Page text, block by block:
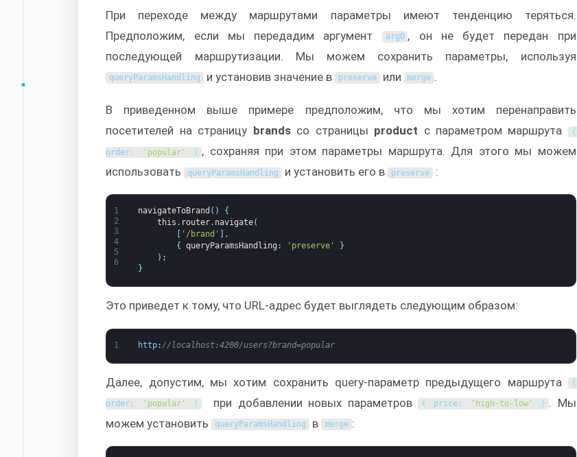
При переходе между маршрутами параметры имеют тенденцию теряться.
Предположим, если мы передадим аргумент
arg0 , он не будет передан при
последующей маршрутизации. Мы можем сохранить параметры, используя
queryParamsHandling и установив значение в preserve или merge
В приведенном выше примере предположим, что мы хотим перенаправить
посетителей на страницу brandsсо страницы product с параметром маршрута {
order : 'popular' } , сохраняя при этом параметры маршрута. Для этого мы можем
использовать queryParamsHandling и установить его в preserve :
1
2
3
4
5
6
navigateToBrand ( )
{
this . router. navigate(
'/brand'
,
{ queryParamsHandling : 'preserve'
}
) ;
}
Это приведет к тому, что URL-адрес будет выглядеть следующим образом:
1 http: //localhost:4200/users?brand=popular
Далее, допустим, мы хотим сохранить query-параметр предыдущего маршрута {
order : 'popular' } при добавлении новых параметров { price : 'high-to-low' }
. Мы
можем установить queryParamsHandling в merge :